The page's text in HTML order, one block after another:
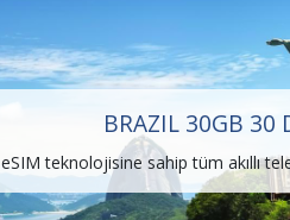
BRAZIL 30GB 30
eSIM teknolojisine sahip tüm akıllı